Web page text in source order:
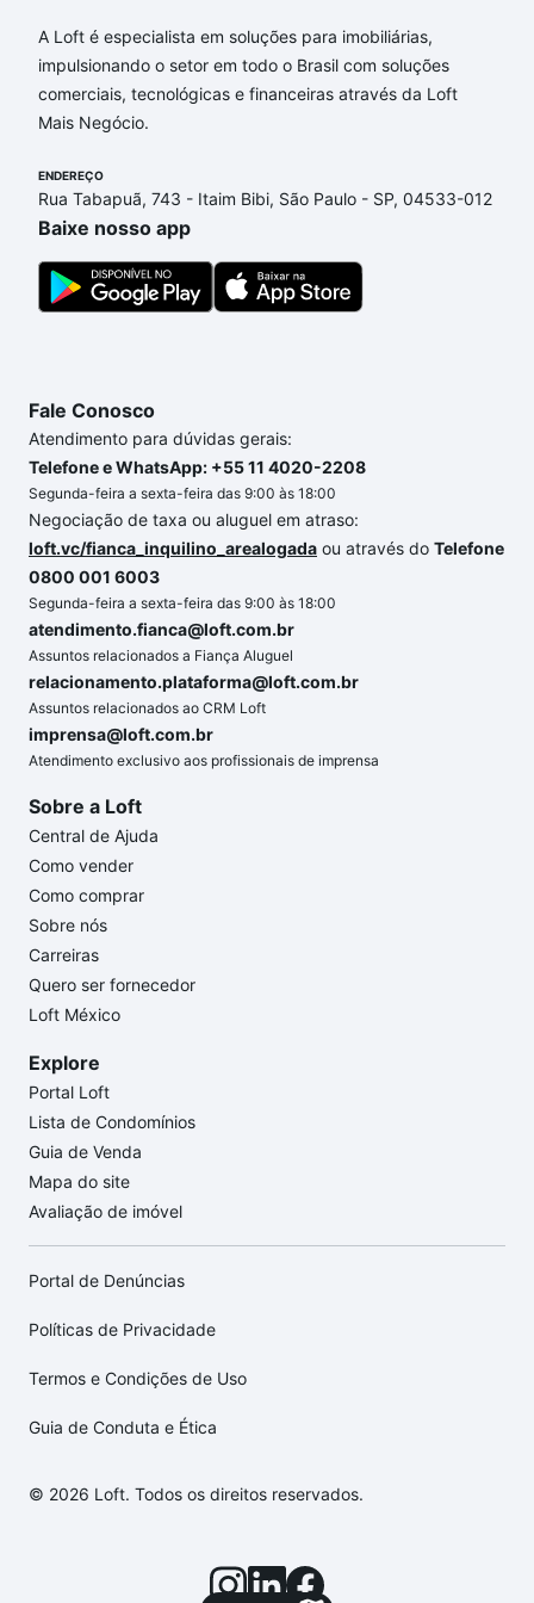
Aqui na Loft temos a oferta ideal para você, com
Apartamentos com 2 suites à venda em Jardim
Myrian Moreira da Costa, Campinas, SP que custam
a partir de R$ 0 e com nossas opções de
adequar ao seu orçamento. Se ainda tem alguma
dúvida dos custos envolvidos no processo de
compra, veja em nosso portal
um apartamento e conte com a gente para comprar
o imóvel dos seus sonhos com segurança e
A Loft é especialista em soluções para imobiliárias,
impulsionando o setor em todo o Brasil com soluções
comerciais, tecnológicas e financeiras através da Loft
Mais Negócio.
ENDEREÇO
Rua Tabapuã, 743 - Itaim Bibi, São Paulo - SP, 04533-012
Baixe nosso app
Fale Conosco
Atendimento para dúvidas gerais:
Telefone e WhatsApp: +55 11 4020-2208
Segunda-feira a sexta-feira das 9:00 às 18:00
Negociação de taxa ou aluguel em atraso:
loft.vc/fianca_inquilino_arealogada ou através do Telefone
0800 001 6003
Segunda-feira a sexta-feira das 9:00 às 18:00
atendimento.fianca@loft.com.br
Assuntos relacionados a Fiança Aluguel
relacionamento.plataforma@loft.com.br
Assuntos relacionados ao CRM Loft
imprensa@loft.com.br
Atendimento exclusivo aos profissionais de imprensa
Sobre a Loft
Central de Ajuda
Como vender
Como comprar
Sobre nós
Carreiras
Quero ser fornecedor
Loft México
Explore
Portal Loft
Lista de Condomínios
Guia de Venda
Mapa do site
Avaliação de imóvel
Portal de Denúncias
Políticas de Privacidade
Termos e Condições de Uso
Guia de Conduta e Ética
© 2026 Loft. Todos os direitos reservados.